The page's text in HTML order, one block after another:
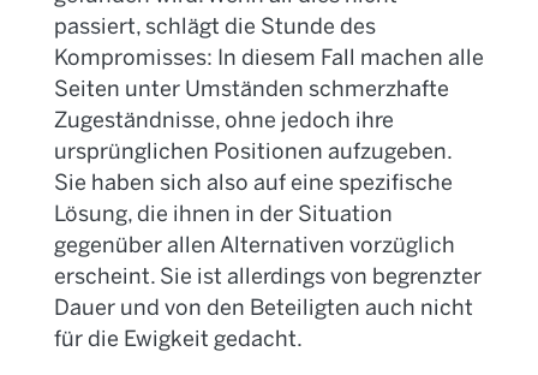
passiert, schlägt die Stunde des
Kompromisses: In diesem Fall machen alle
Seiten unter Umständen schmerzhafte
Zugeständnisse, ohne jedoch ihre
ursprünglichen Positionen aufzugeben.
Sie haben sich also auf eine spezifische
Lösung, die ihnen in der Situation
gegenüber allen Alternativen vorzüglich
erscheint. Sie ist allerdings von begrenzter
Dauer und von den Beteiligten auch nicht
für die Ewigkeit gedacht.